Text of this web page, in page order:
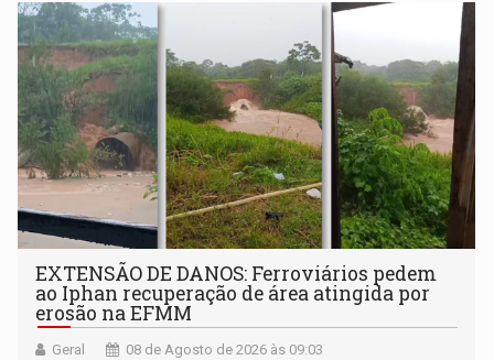
EXTENSÃO DE DANOS: Ferroviários pedem
ao Iphan recuperação de área atingida por
erosão na EFMM
Geral 08 de Agosto de 2026 às 09:03